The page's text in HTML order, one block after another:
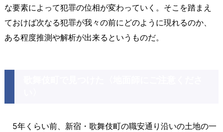
な要素によって犯罪の位相が変わっていく。そこを踏まえ
ておけば次なる犯罪が我々の前にどのように現れるのか、
ある程度推測や解析が出来るというものだ。
5年くらい前、新宿・歌舞伎町の職安通り沿いの土地の一